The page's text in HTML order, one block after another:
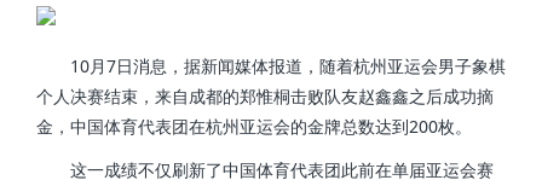
10月7日消息，据新闻媒体报道，随着杭州亚运会男子象棋
个人决赛结束，来自成都的郑惟桐击败队友赵鑫鑫之后成功摘
金，中国体育代表团在杭州亚运会的金牌总数达到200枚。
这一成绩不仅刷新了中国体育代表团此前在单届亚运会赛